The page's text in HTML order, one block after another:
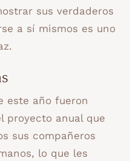
sus verdaderos
a sí mismos es uno
este año fueron
proyecto anual que
sus compañeros
lo que les